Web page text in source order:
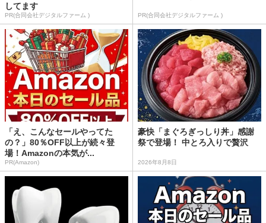
してます
PR(合同会社デジタルファーム ) PR(合同会社デジタルファーム )
「え、こんなセールやってた
の？」80％OFF以上が続々登
場！Amazonの本気が...
PR(Amazon)
豪快「まぐろぎっしり丼」感謝
祭で登場！ 中とろ入りで贅沢
2026年8月8日